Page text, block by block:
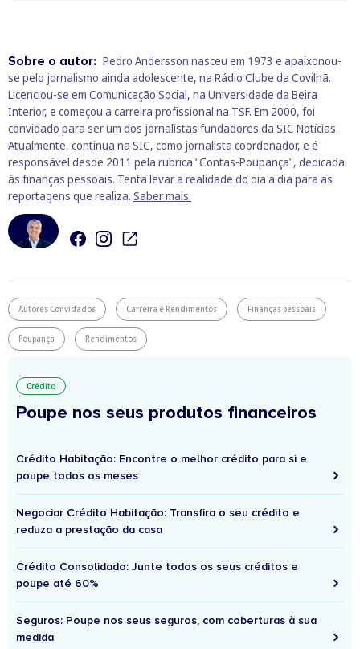
Sobre o autor: Pedro Andersson nasceu em 1973 e apaixonou-
se pelo jornalismo ainda adolescente, na Rádio Clube da Covilhã.
Licenciou-se em Comunicação Social, na Universidade da Beira
Interior, e começou a carreira profissional na TSF. Em 2000, foi
convidado para ser um dos jornalistas fundadores da SIC Notícias.
Atualmente, continua na SIC, como jornalista coordenador, e é
responsável desde 2011 pela rubrica "Contas-Poupança", dedicada
às finanças pessoais. Tenta levar a realidade do dia a dia para as
reportagens que realiza. Saber mais.
Autores Convidados Carreira e Rendimentos Finanças pessoais
Poupança Rendimentos
Crédito
Poupe nos seus produtos financeiros
Crédito Habitação: Encontre o melhor crédito para si e
poupe todos os meses
Negociar Crédito Habitação: Transfira o seu crédito e
reduza a prestação da casa
Crédito Consolidado: Junte todos os seus créditos e
poupe até 60%
Seguros: Poupe nos seus seguros, com coberturas à sua
medida